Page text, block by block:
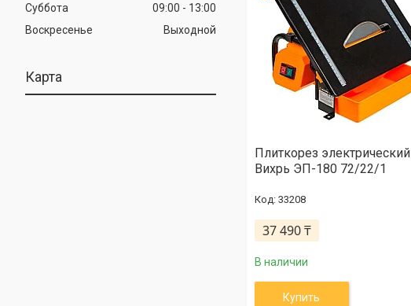
Суббота
09:00
13:00
Воскресенье
Выходной
Карта
Плиткорез электрический
Вихрь ЭП-180 72/22/1
33208
37 490 ₸
В наличии
Купить